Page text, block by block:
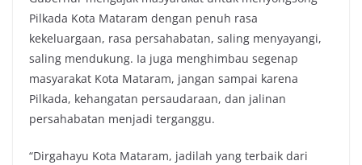
Pilkada Kota Mataram dengan penuh rasa
kekeluargaan, rasa persahabatan, saling menyayangi,
saling mendukung. Ia juga menghimbau segenap
masyarakat Kota Mataram, jangan sampai karena
Pilkada, kehangatan persaudaraan, dan jalinan
persahabatan menjadi terganggu.
“Dirgahayu Kota Mataram, jadilah yang terbaik dari